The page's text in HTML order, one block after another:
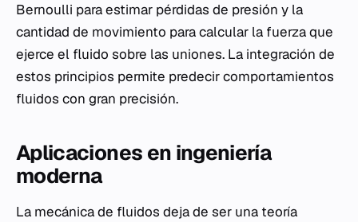
Bernoulli para estimar pérdidas de presión y la
cantidad de movimiento para calcular la fuerza que
ejerce el fluido sobre las uniones. La integración de
estos principios permite predecir comportamientos
fluidos con gran precisión.
Aplicaciones en ingeniería
moderna
La mecánica de fluidos deja de ser una teoría